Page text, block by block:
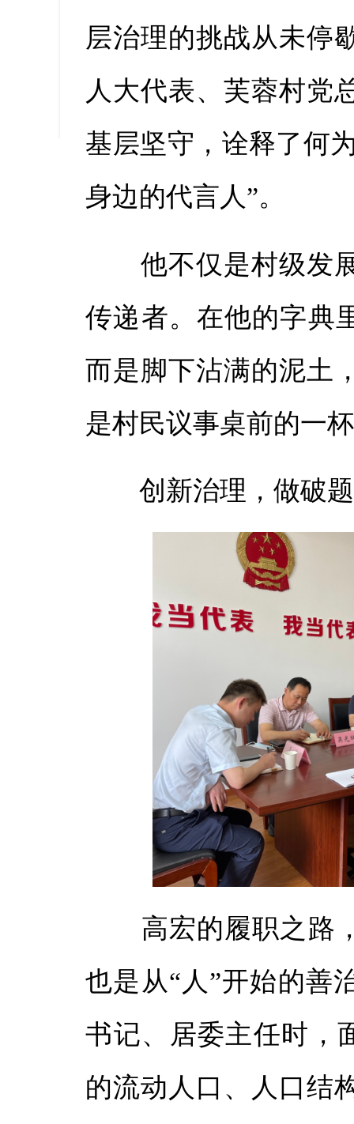
层治理的挑战从未停
人大代表、芙蓉村党
基层坚守，诠释了何
身边的代言人”。
他不仅是村级发展
传递者。在他的字典
而是脚下沾满的泥土
是村民议事桌前的一
创新治理，做破题
高宏的履职之路，
也是从“人”开始的善
书记、居委主任时，
的流动人口、人口结